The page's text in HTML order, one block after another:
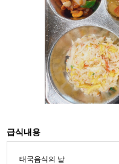
급식내용
태국음식의 날